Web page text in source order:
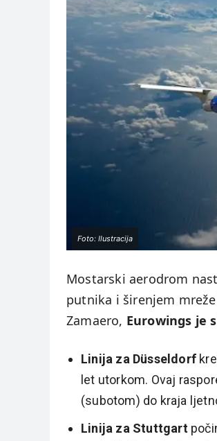
Foto: Ilustracija
Mostarski aerodrom
putnika i širenjem
Zamaero, Eurowings je
Linija za Düsseldorf
let utorkom. Ovaj
(subotom) do kraja
Linija za Stuttgart